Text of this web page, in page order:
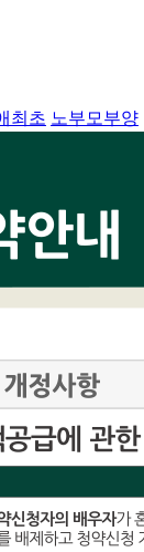
최초 노부모부양